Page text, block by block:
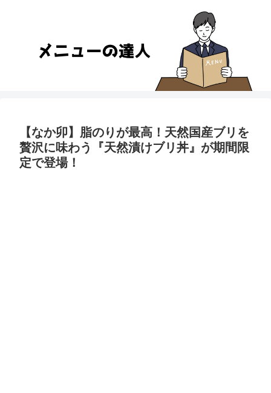
【なか卯】脂のりが最高！天然国産ブリを
贅沢に味わう『天然漬けブリ丼』が期間限
定で登場！